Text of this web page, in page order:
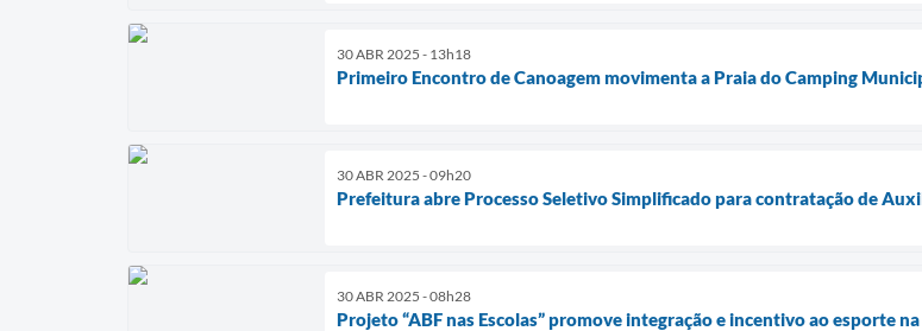
30 ABR 2025 - 13h18
Primeiro Encontro de Canoagem movimenta a Praia do Camping
30 ABR 2025 - 09h20
Prefeitura abre Processo Seletivo Simplificado para contratação de
30 ABR 2025 - 08h28
Projeto “ABF nas Escolas” promove integração e incentivo ao esporte